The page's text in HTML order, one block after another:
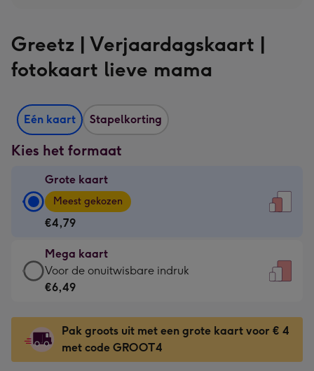
Greetz | Verjaardagskaart |
fotokaart lieve mama
Eén kaart Stapelkorting
Kies het formaat
Grote kaart
Grote
kaart
-
€4,79
-
Meest
gekozen
Dimensions:
167
x
Meest gekozen
€4,79
Mega kaart
Mega
kaart
€6,49
-
Voor
Voor de onuitwisbare indruk
€6,49
Pak groots uit met een grote kaart voor € 4
met code GROOT4